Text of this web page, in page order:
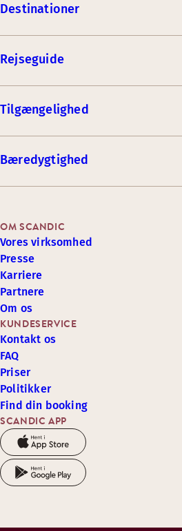
Destinationer
Rejseguide
Tilgængelighed
Bæredygtighed
SCANDIC APP
KUNDESERVICE
Kontakt os
FAQ
Priser
Politikker
Find din booking
OM SCANDIC
Vores virksomhed
Presse
Karriere
Partnere
Om os